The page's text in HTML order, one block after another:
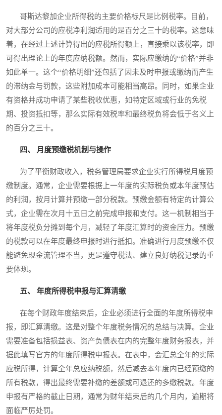
哥斯达黎加企业所得税的主要价格标尺是比例税率。目前，
对大部分公司的应税净利润适用的是百分之三十的税率。这意味
着，在经过上述计算得出的应税所得额上，直接乘以该税率，即
可得出理论上的年度应纳税额。然而，实际应缴纳的“价格”并非
如此单一。这个“价格明细”还包括了因未及时申报或缴纳而产生
的滞纳金与罚款，这些附加成本可能相当高昂。同时，如果企业
有资格并成功申请了某些税收优惠，如特定区域或行业的免税
期、投资抵扣等，那么实际有效税率和最终税负将会低于名义上
的百分之三十。
四、 月度预缴税机制与操作
为了平衡财政收入，税务管理局要求企业实行所得税月度预
缴制度。通常，企业需要根据上一年度的实际税负或本年度预估
的利润，按月计算并预缴一部分税款。预缴金额有特定的计算公
式，企业需在次月十五日之前完成申报和支付。这一机制相当于
将年度税负分摊到每个月，减轻了年度汇算时的资金压力。预缴
的税款可以在年度最终申报时进行抵扣。准确进行月度预缴不仅
能避免现金流管理不当，更是遵守税法、建立良好纳税记录的重
要体现。
五、 年度所得税申报与汇算清缴
在每个财政年度结束后，企业必须进行全面的年度所得税申
报，即汇算清缴。这是对整个年度税务情况的总结与决算。企业
需要准备包括损益表、资产负债表在内的完整年度财务报表，并
据此填写官方的年度所得税申报表。在表中，会汇总全年的实际
应税所得，计算全年总应纳税额，然后减去本年度内已经预缴的
所有税款，得出最终需要补缴的差额或可退还的多缴税款。年度
申报有严格的截止日期，通常为财年结束后的几个月内，逾期将
面临严厉处罚。